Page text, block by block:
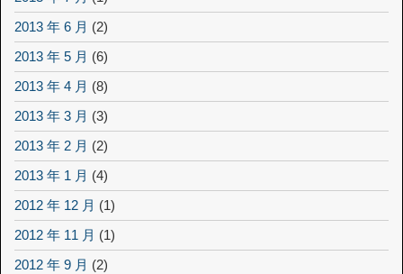
2013 年 6 月 (2)
2013 年 5 月 (6)
2013 年 4 月 (8)
2013 年 3 月 (3)
2013 年 2 月 (2)
2013 年 1 月 (4)
2012 年 12 月 (1)
2012 年 11 月 (1)
2012 年 9 月 (2)